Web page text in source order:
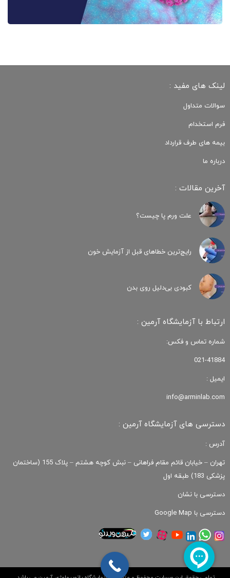
لینک های مفید :
سوالات متداول
فرم استخدام
بیمه های طرف قرارداد
درباره ما
آخرین مقالات :
علت ورم پا چیست؟
رایج‌ترین خطاهای قبل از آزمایش خون
کبودی‌ بی‌دلیل روی بدن
ارتباط با آزمایشگاه آرمین :
شماره تماس و فکس:
021-41884
ایمیل :
info@arminlab.com
دسترسی های آزمایشگاه آرمین :
آدرس :
تهران – خیابان قائم مقام فراهانی – نبش کوچه هشتم – پلاک 155 (ساختمان
پزشکی 183) طبقه اول
دسترسی با نشان
دسترسی با Google Map